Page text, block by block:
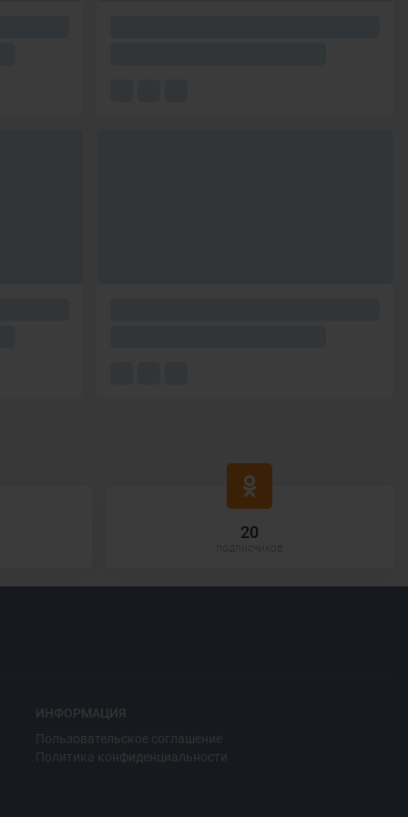
20
ИНФОРМАЦИЯ
Пользовательское соглашение
Политика конфиденциальности